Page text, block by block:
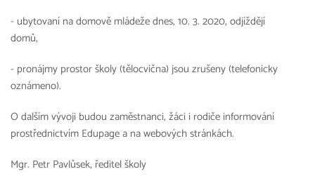
- ubytovaní na domově mládeže dnes, 10. 3. 2020, odjíždějí
domů,
- pronájmy prostor školy (tělocvična) jsou zrušeny (telefonicky
oznámeno).
O dalším vývoji budou zaměstnanci, žáci i rodiče informování
prostřednictvím Edupage a na webových stránkách.
Mgr. Petr Pavlůsek, ředitel školy